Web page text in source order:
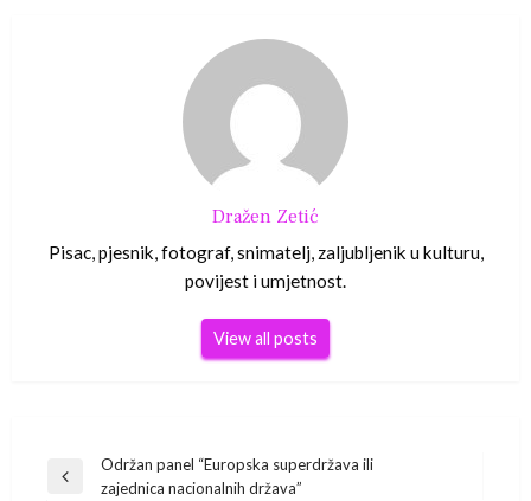
Dražen Zetić
Pisac, pjesnik, fotograf, snimatelj, zaljubljenik u kulturu,
povijest i umjetnost.
View all posts
Navigacija
Previous
Održan panel “Europska superdržava ili
zajednica nacionalnih država”